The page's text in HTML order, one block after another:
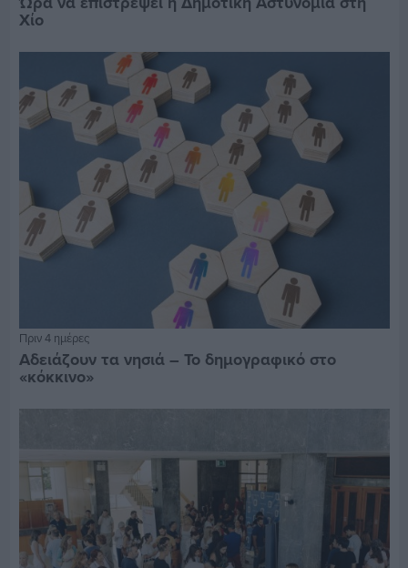
Χίο
Πριν 4 ημέρες
Αδειάζουν τα νησιά – Το δημογραφικό στο
«κόκκινο»